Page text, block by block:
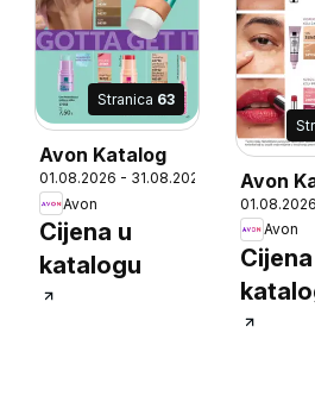
Stranica 63
Avon Katalog
01.08.2026 - 31.08.2026
Avon
Cijena u
katalogu
Avon
Avon